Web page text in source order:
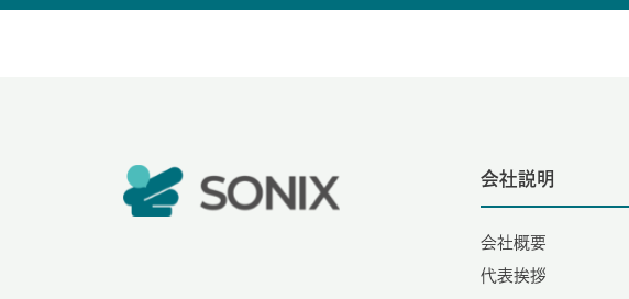
会社説明
会社概要
代表挨拶